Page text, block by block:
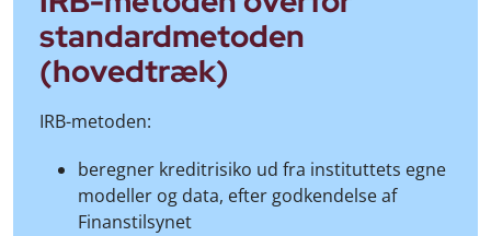
standardmetoden
(hovedtræk)
IRB-metoden:
beregner kreditrisiko ud fra instituttets egne
modeller og data, efter godkendelse af
Finanstilsynet